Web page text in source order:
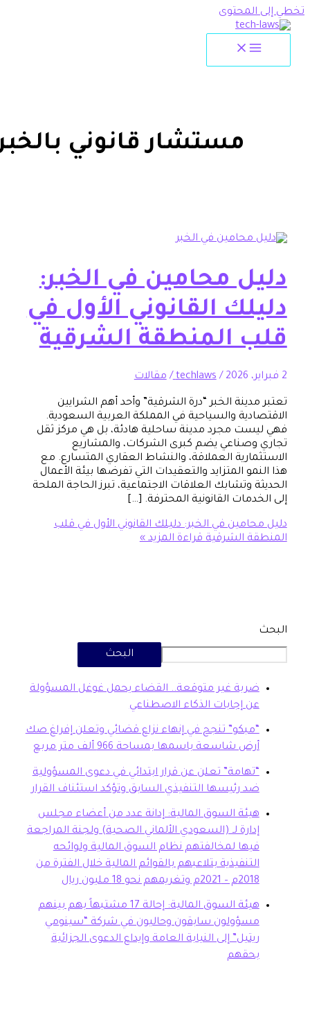
مستشار قانوني بالخبر
محامين في الخبر:
القانوني الأول في
المنطقة الشرقية
/
techlaws
/مقالات
الخبر “درة الشرقية” وأحد أهم الشرايين
والسياحية في المملكة العربية السعودية.
مجرد مدينة ساحلية هادئة، بل هي مركز ثقل
يضم كبرى الشركات، والمشاريع
العملاقة، والنشاط العقاري المتسارع. مع
المتزايد والتعقيدات التي تفرضها بيئة الأعمال
وتشابك العلاقات الاجتماعية، تبرز الحاجة الملحة
القانونية المحترفة. […]
في الخبر: دليلك القانوني الأول في قلب
الشرقيةقراءة المزيد »
غير متوقعة.. القضاء يحمل غوغل المسؤولة
إجابات الذكاء الاصطناعي
تنجح في إنهاء نزاع قضائي وتعلن إفراغ صك
شاسعة باسمها بمساحة 966 ألف متر مربع
تعلن عن قرار ابتدائي في دعوى المسؤولية
رئيسها التنفيذي السابق وتؤكد استئناف القرار
السوق المالية: إدانة عدد من أعضاء مجلس
لـ (السعودي الألماني الصحية) ولجنة المراجعة
لمخالفتهم نظام السوق المالية ولوائحه
بتلاعبهم بالقوائم المالية خلال الفترة من
هيئة السوق المالية: إحالة 17 مشتبهاً بهم بينهم
سابقون وحاليون في شركة “سينومي
إلى النيابة العامة وإيداع الدعوى الجزائية